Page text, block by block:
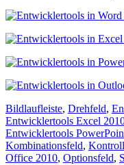
Bildlaufleiste, Drehfeld,
Entwicklertools Excel
Entwicklertools
Kombinationsfeld,
Office 2010, Optionsfeld,